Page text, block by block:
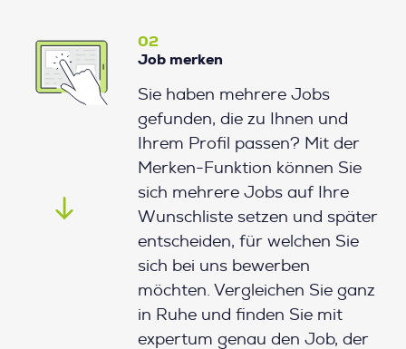
02
Job merken
Sie haben mehrere Jobs
gefunden, die zu Ihnen und
Ihrem Profil passen? Mit der
Merken-Funktion können Sie
sich mehrere Jobs auf Ihre
Wunschliste setzen und später
entscheiden, für welchen Sie
sich bei uns bewerben
möchten. Vergleichen Sie ganz
in Ruhe und finden Sie mit
expertum genau den Job, der